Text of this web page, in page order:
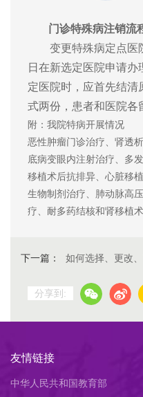
门诊特殊病注销流
变更特殊病定点医
日在新选定医院申请
定医院时，应首先结清
式两份，患者和医院各
附：我院特病开展情况
恶性肿瘤门诊治疗、肾透
底病变眼内注射治疗、多
移植术后抗排异、心脏移
生物制剂治疗、肺动脉高
疗、耐多药结核和肾移植术
下一篇： 如何选择、更改
分享到:
友情链接
中华人民共和国教育部